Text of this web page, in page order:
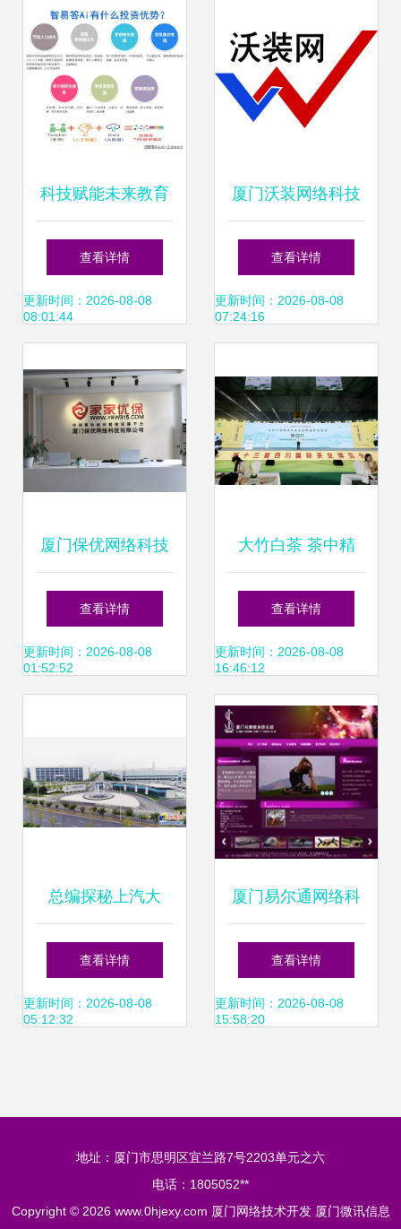
资讯】-汽车之家
科技赋能未来教育
智易答引领厦门网
络技术开发新浪潮
查看详情
更新时间：2026-08-08
08:01:44
厦门沃装网络科技
引领厦门网络技术
开发的创新力量
查看详情
更新时间：2026-08-08
07:24:16
厦门保优网络科技
技术创新赋能智慧
未来
查看详情
更新时间：2026-08-08
01:52:52
大竹白茶 茶中精
品，新质生产力引
领茶产业高质量发
展
查看详情
更新时间：2026-08-08
16:46:12
总编探秘上汽大
通“全球灯塔工厂”
看网络技术如何驱
查看详情
更新时间：2026-08-08
05:12:32
厦门易尔通网络科
技 深耕闽南，构建
全域营销服务网络
查看详情
更新时间：2026-08-08
15:58:20
地址：厦门市思明区宜兰路7号2203单元之六
电话：1805052**
Copyright © 2026 www.0hjexy.com 厦门网络技术开发 厦门微讯信息